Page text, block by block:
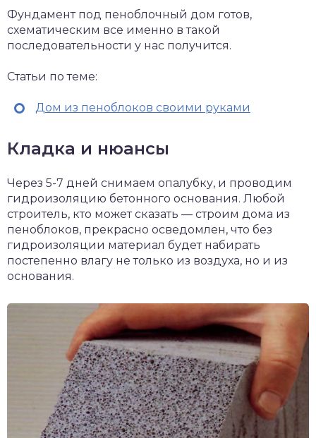
Фундамент под пеноблочный дом готов,
схематическим все именно в такой
последовательности у нас получится.
Статьи по теме:
Дом из пеноблоков своими руками
Кладка и нюансы
Через 5-7 дней снимаем опалубку, и проводим
гидроизоляцию бетонного основания. Любой
строитель, кто может сказать — строим дома из
пеноблоков, прекрасно осведомлен, что без
гидроизоляции материал будет набирать
постепенно влагу не только из воздуха, но и из
основания.